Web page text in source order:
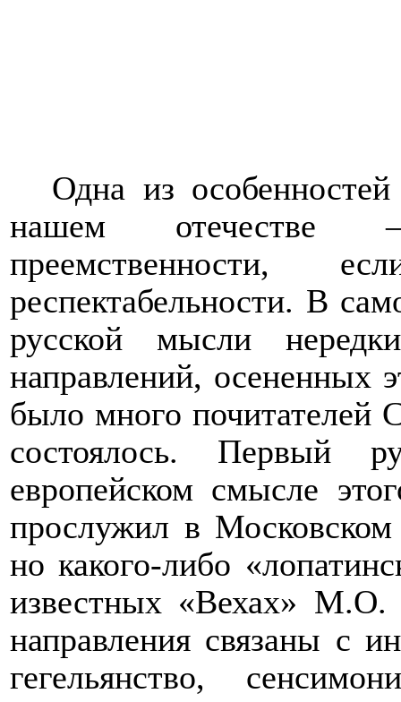
Одна из
нашем отечестве –
преемственности,
респектабельности. В
русской мысли
направлений, осененных
было много почитателей
состоялось. Первый
европейском смысле
прослужил в Московском
но какого-либо
известных «Вехах»
направления связаны с
гегельянство,